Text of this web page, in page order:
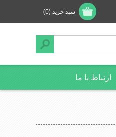
سبد خرید (0)
ارتباط با ما